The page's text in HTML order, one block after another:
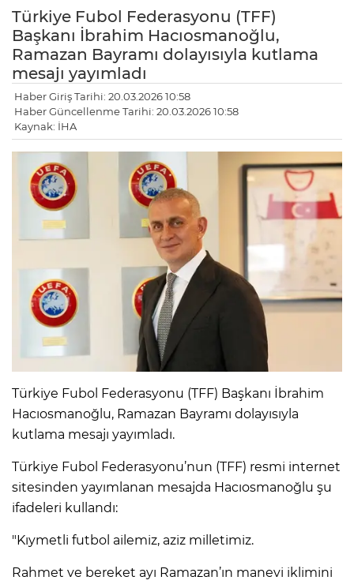
Türkiye Fubol Federasyonu (TFF)
Başkanı İbrahim Hacıosmanoğlu,
Ramazan Bayramı dolayısıyla kutlama
mesajı yayımladı
Haber Giriş Tarihi: 20.03.2026 10:58
Haber Güncellenme Tarihi: 20.03.2026 10:58
Kaynak: İHA
Türkiye Fubol Federasyonu (TFF) Başkanı İbrahim
Hacıosmanoğlu, Ramazan Bayramı dolayısıyla
kutlama mesajı yayımladı.
Türkiye Fubol Federasyonu’nun (TFF) resmi internet
sitesinden yayımlanan mesajda Hacıosmanoğlu şu
ifadeleri kullandı:
"Kıymetli futbol ailemiz, aziz milletimiz.
Rahmet ve bereket ayı Ramazan’ın manevi iklimini